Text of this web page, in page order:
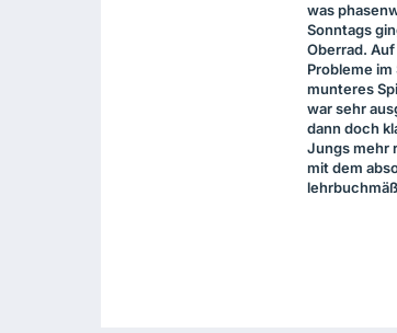
was
Sonntags
Oberrad.
Probleme
munteres
war sehr
dann doch
Jungs mehr
mit dem